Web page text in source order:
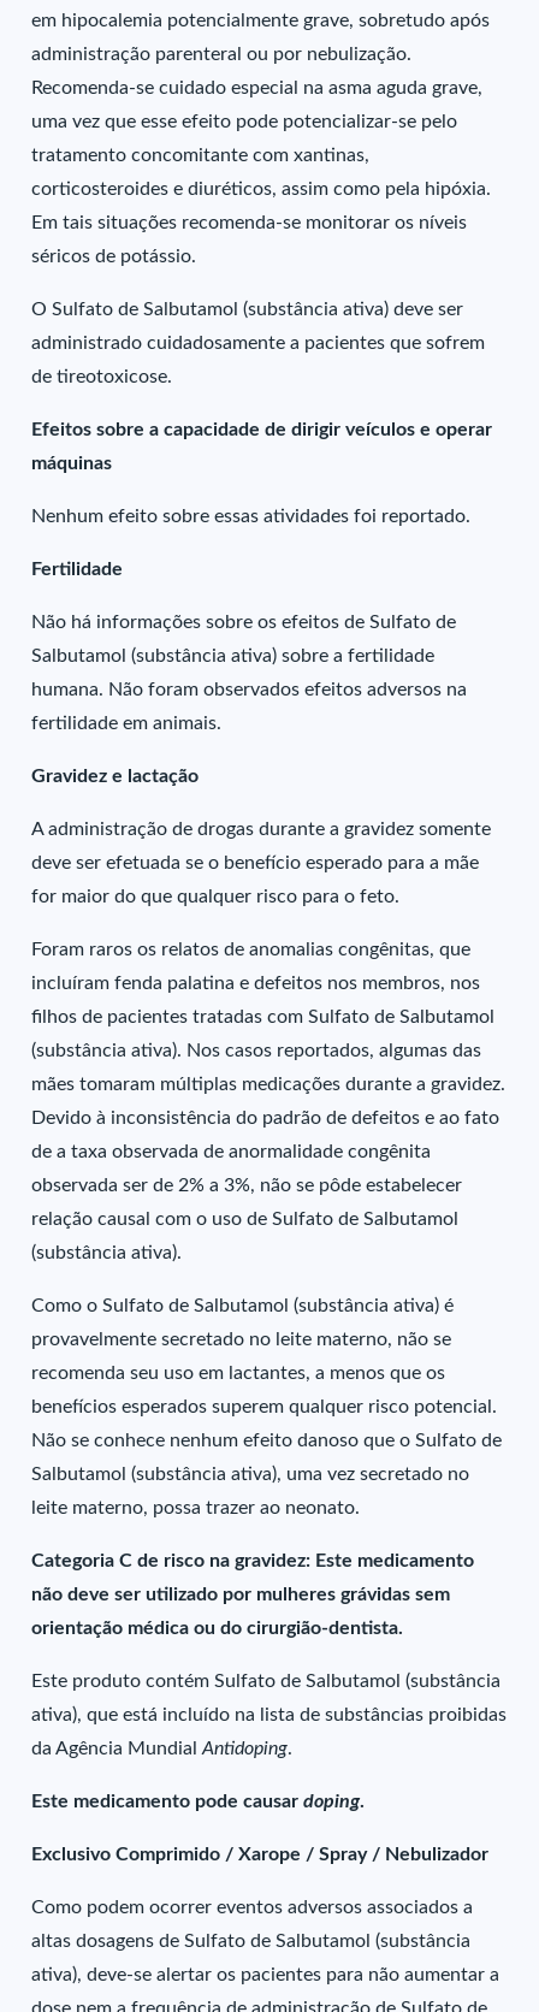
em hipocalemia potencialmente grave, sobretudo após
administração parenteral ou por nebulização.
Recomenda-se cuidado especial na asma aguda grave,
uma vez que esse efeito pode potencializar-se pelo
tratamento concomitante com xantinas,
corticosteroides e diuréticos, assim como pela hipóxia.
Em tais situações recomenda-se monitorar os níveis
séricos de potássio.
O Sulfato de Salbutamol (substância ativa) deve ser
administrado cuidadosamente a pacientes que sofrem
de tireotoxicose.
Efeitos sobre a capacidade de dirigir veículos e operar
máquinas
Nenhum efeito sobre essas atividades foi reportado.
Fertilidade
Não há informações sobre os efeitos de Sulfato de
Salbutamol (substância ativa) sobre a fertilidade
humana. Não foram observados efeitos adversos na
fertilidade em animais.
Gravidez e lactação
A administração de drogas durante a gravidez somente
deve ser efetuada se o benefício esperado para a mãe
for maior do que qualquer risco para o feto.
Foram raros os relatos de anomalias congênitas, que
incluíram fenda palatina e defeitos nos membros, nos
filhos de pacientes tratadas com Sulfato de Salbutamol
(substância ativa). Nos casos reportados, algumas das
mães tomaram múltiplas medicações durante a gravidez.
Devido à inconsistência do padrão de defeitos e ao fato
de a taxa observada de anormalidade congênita
observada ser de 2% a 3%, não se pôde estabelecer
relação causal com o uso de Sulfato de Salbutamol
(substância ativa).
Como o Sulfato de Salbutamol (substância ativa) é
provavelmente secretado no leite materno, não se
recomenda seu uso em lactantes, a menos que os
benefícios esperados superem qualquer risco potencial.
Não se conhece nenhum efeito danoso que o Sulfato de
Salbutamol (substância ativa), uma vez secretado no
leite materno, possa trazer ao neonato.
Categoria C de risco na gravidez: Este medicamento
não deve ser utilizado por mulheres grávidas sem
orientação médica ou do cirurgião-dentista.
Este produto contém Sulfato de Salbutamol (substância
ativa), que está incluído na lista de substâncias proibidas
da Agência MundialAntidoping.
Este medicamento pode causardoping.
Exclusivo Comprimido / Xarope / Spray / Nebulizador
Como podem ocorrer eventos adversos associados a
altas dosagens de Sulfato de Salbutamol (substância
ativa), deve-se alertar os pacientes para não aumentar a